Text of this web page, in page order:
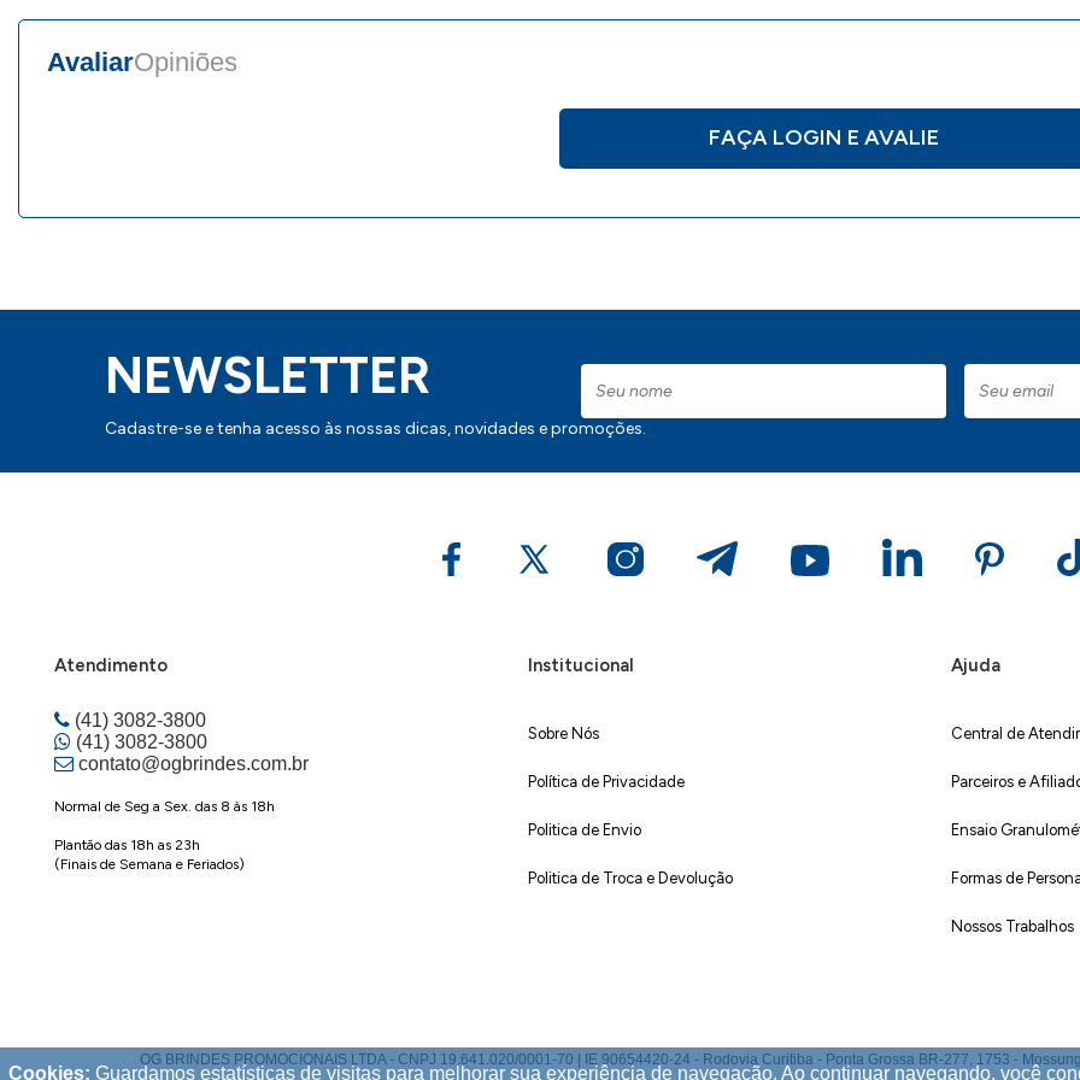
AvaliarOpiniões
FAÇA LOGIN E AVALIE
NEWSLETTER
Cadastre-se e tenha acesso às nossas dicas, novidades e promoções.
Atendimento
(41) 3082-3800
(41) 3082-3800
contato@ogbrindes.com.br
Normal de Seg a Sex. das 8 às 18h
Plantão das 18h as 23h
(Finais de Semana e Feriados)
Institucional
Sobre Nós
Política de Privacidade
Politica de Envio
Politica de Troca e Devolução
Ajuda
Central de
Parceiros e
Ensaio
Formas de
Nossos Trabalhos
OG BRINDES PROMOCIONAIS LTDA - CNPJ 19.641.020/0001-70 | IE 90654420-24 - Rodovia Curitiba - Ponta Grossa BR-277, 1753 -
Cookies: Guardamos estatísticas de visitas para melhorar sua experiência de navegação. Ao continuar navegando, você